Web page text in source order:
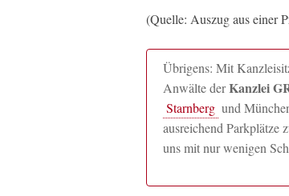
(Quelle: Auszug aus einer
Übrigens: Mit
Anwälte derKanzlei
Starnberg und
ausreichend Parkplätze
uns mit nur wenigen